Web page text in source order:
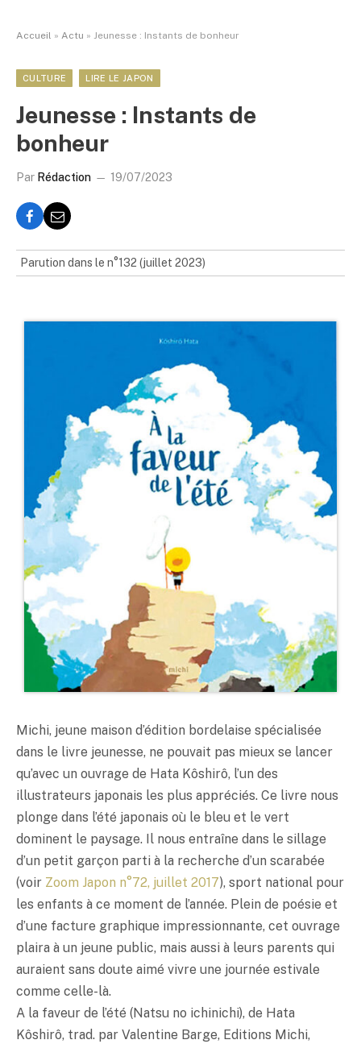
Accueil » Actu » Jeunesse : Instants de bonheur
CULTURE LIRE LE JAPON
Jeunesse : Instants de
bonheur
Par Rédaction 19/07/2023
Parution dans le n°132 (juillet 2023)
Michi, jeune maison d’édition bordelaise spécialisée
dans le livre jeunesse, ne pouvait pas mieux se lancer
qu’avec un ouvrage de Hata Kôshirô, l’un des
illustrateurs japonais les plus appréciés. Ce livre nous
plonge dans l’été japonais où le bleu et le vert
dominent le paysage. Il nous entraîne dans le sillage
d’un petit garçon parti à la recherche d’un scarabée
(voir Zoom Japon n°72, juillet 2017), sport national pour
les enfants à ce moment de l’année. Plein de poésie et
d’une facture graphique impressionnante, cet ouvrage
plaira à un jeune public, mais aussi à leurs parents qui
auraient sans doute aimé vivre une journée estivale
comme celle-là.
A la faveur de l’été (Natsu no ichinichi), de Hata
Kôshirô, trad. par Valentine Barge, Editions Michi,